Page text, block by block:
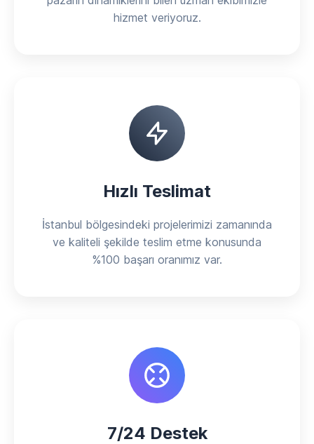
hizmet veriyoruz.
Hızlı Teslimat
İstanbul bölgesindeki projelerimizi zamanında
ve kaliteli şekilde teslim etme konusunda
%100 başarı oranımız var.
7/24 Destek